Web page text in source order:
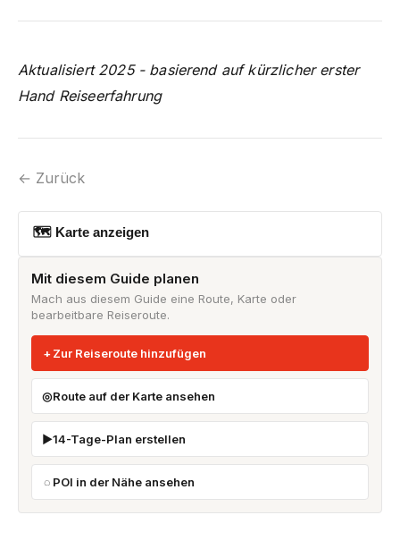
Aktualisiert 2025 - basierend auf kürzlicher erster
Hand Reiseerfahrung
← Zurück
🗺 Karte anzeigen
Mit diesem Guide planen
Mach aus diesem Guide eine Route, Karte oder
bearbeitbare Reiseroute.
Zur Reiseroute hinzufügen
Route auf der Karte ansehen
14-Tage-Plan erstellen
POI in der Nähe ansehen